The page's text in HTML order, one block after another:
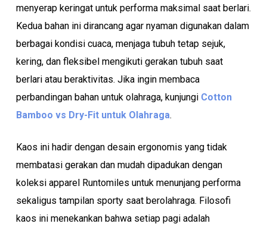
No products in the cart.
Go To Shop
menyerap keringat untuk performa maksimal saat berlari.
Kedua bahan ini dirancang agar nyaman digunakan dalam
berbagai kondisi cuaca, menjaga tubuh tetap sejuk,
kering, dan fleksibel mengikuti gerakan tubuh saat
berlari atau beraktivitas. Jika ingin membaca
perbandingan bahan untuk olahraga, kunjungi Cotton
Bamboo vs Dry-Fit untuk Olahraga.
Kaos ini hadir dengan desain ergonomis yang tidak
membatasi gerakan dan mudah dipadukan dengan
koleksi apparel Runtomiles untuk menunjang performa
sekaligus tampilan sporty saat berolahraga. Filosofi
kaos ini menekankan bahwa setiap pagi adalah